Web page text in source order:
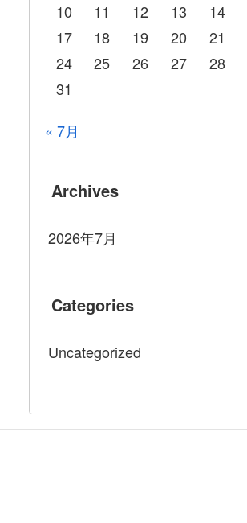
10
11 12 13 14
17
18 19 20 21
24
25 26 27 28
31
« 7月
Archives
2026年7月
Categories
Uncategorized